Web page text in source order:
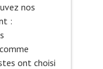
nos
:
ont choisi